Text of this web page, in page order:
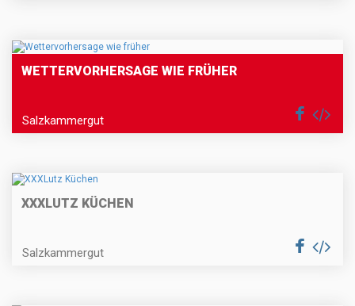
WETTERVORHERSAGE WIE FRÜHER
Salzkammergut
XXXLUTZ KÜCHEN
Salzkammergut